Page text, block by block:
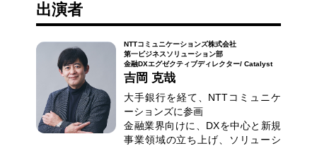
出演者
NTTコミュニケーションズ株式会社
第一ビジネスソリューション部
金融DXエグゼクティブディレクター/ Catalyst
吉岡 克哉
大手銀行を経て、NTTコミュニケ
ーションズに参画
金融業界向けに、DXを中心と新規
事業領域の立ち上げ、ソリューシ